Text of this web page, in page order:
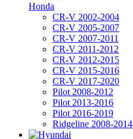
Honda
CR-V 2002-2004
CR-V 2005-2007
CR-V 2007-2011
CR-V 2011-2012
CR-V 2012-2015
CR-V 2015-2016
CR-V 2017-2020
Pilot 2008-2012
Pilot 2013-2016
Pilot 2016-2019
Ridgeline 2008-2014